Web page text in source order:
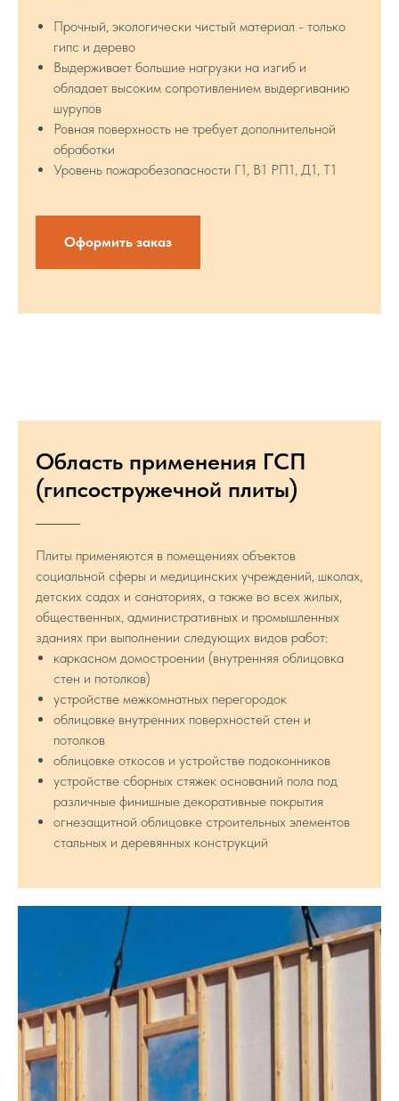
Прочный, экологически чистый материал - только
гипс и дерево
Выдерживает большие нагрузки на изгиб и
обладает высоким сопротивлением выдергиванию
шурупов
Ровная поверхность не требует дополнительной
обработки
Уровень пожаробезопасности Г1, В1 РП1, Д1, Т1
Оформить заказ
Область применения ГСП
(гипсостружечной плиты)
Плиты применяются в помещениях объектов
социальной сферы и медицинских учреждений, школах,
детских садах и санаториях, а также во всех жилых,
общественных, административных и промышленных
зданиях при выполнении следующих видов работ:
каркасном домостроении (внутренняя облицовка
стен и потолков)
устройстве межкомнатных перегородок
облицовке внутренних поверхностей стен и
потолков
облицовке откосов и устройстве подоконников
устройстве сборных стяжек оснований пола под
различные финишные декоративные покрытия
огнезащитной облицовке строительных элементов
стальных и деревянных конструкций